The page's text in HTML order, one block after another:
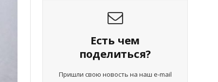
Есть чем
поделиться?
Пришли свою новость на наш e-mail